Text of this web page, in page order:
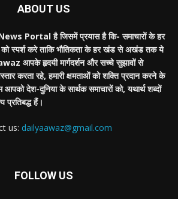
ABOUT US
Portal है जिसमें प्रयास है कि- समाचारों के हर
को स्पर्श करे ताकि भौतिकता के हर खंड से अखंड तक ये
आपके हृदयी मार्गदर्शन और सच्चे सुझावों से
करता रहे, हमारी क्षमताओं को शक्ति प्रदान करने के
देश-दुनिया के सार्थक समाचारों को, यथार्थ शब्दों
प्रतिबद्ध हैं।
us: dailyaawaz@gmail.com
FOLLOW US